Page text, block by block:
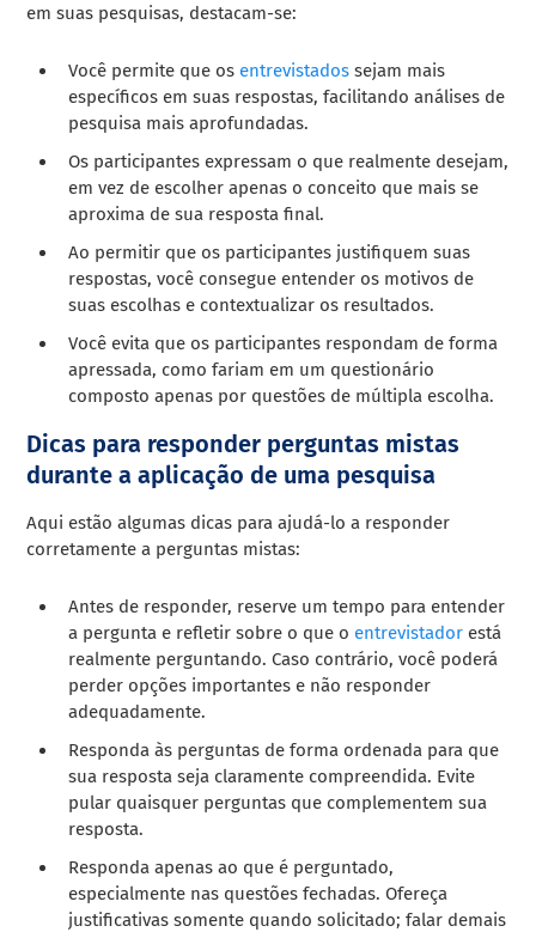
em suas pesquisas, destacam-se:
Você permite que os entrevistados sejam mais
específicos em suas respostas, facilitando análises de
pesquisa mais aprofundadas.
Os participantes expressam o que realmente desejam,
em vez de escolher apenas o conceito que mais se
aproxima de sua resposta final.
Ao permitir que os participantes justifiquem suas
respostas, você consegue entender os motivos de
suas escolhas e contextualizar os resultados.
Você evita que os participantes respondam de forma
apressada, como fariam em um questionário
composto apenas por questões de múltipla escolha.
Dicas para responder perguntas mistas
durante a aplicação de uma pesquisa
Aqui estão algumas dicas para ajudá-lo a responder
corretamente a perguntas mistas:
Antes de responder, reserve um tempo para entender
a pergunta e refletir sobre o que o entrevistador está
realmente perguntando. Caso contrário, você poderá
perder opções importantes e não responder
adequadamente.
Responda às perguntas de forma ordenada para que
sua resposta seja claramente compreendida. Evite
pular quaisquer perguntas que complementem sua
resposta.
Responda apenas ao que é perguntado,
especialmente nas questões fechadas. Ofereça
justificativas somente quando solicitado; falar demais